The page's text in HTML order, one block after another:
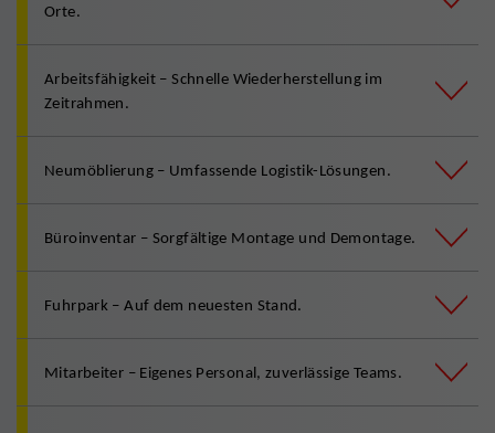
Orte.
Arbeitsfähigkeit – Schnelle Wiederherstellung im
Zeitrahmen.
Neumöblierung – Umfassende Logistik-Lösungen.
Büroinventar – Sorgfältige Montage und Demontage.
Fuhrpark – Auf dem neuesten Stand.
Mitarbeiter – Eigenes Personal, zuverlässige Teams.